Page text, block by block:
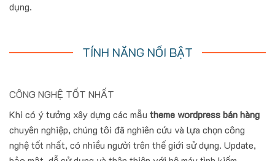
dụng.
TÍNH NĂNG NỔI BẬT
CÔNG NGHỆ TỐT NHẤT
Khi có ý tưởng xây dựng các mẫu theme wordpress bán hàng
chuyên nghiệp, chúng tôi đã nghiên cứu và lựa chọn công
nghệ tốt nhất, có nhiều người trên thế giới sử dụng. Update,